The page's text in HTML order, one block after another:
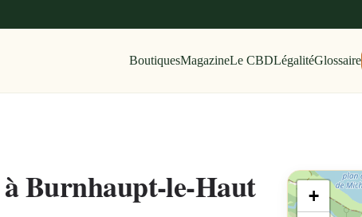
BoutiquesMagazineLe CBDLégalitéGlossaire
Burnhaupt-le-Haut
+